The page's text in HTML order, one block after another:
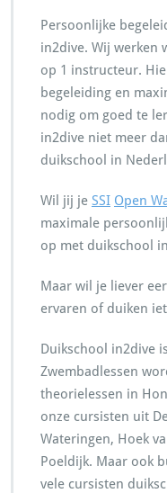
Persoonlijke
in2dive. Wij werken
op 1 instructeur.
begeleiding en
nodig om goed te
in2dive niet meer
duikschool in
Wil jij je SSI Open
maximale
op met duikschool
Maar wil je liever
ervaren of duiken
Duikschool in2dive
Zwembadlessen
theorielessen in
onze cursisten uit
Wateringen, Hoek
Poeldijk. Maar ook
vele cursisten